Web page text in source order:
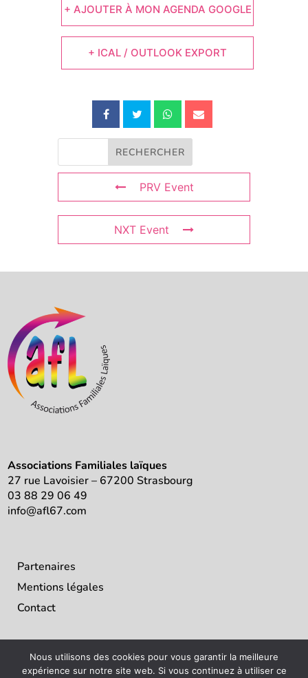
+ AJOUTER À MON AGENDA GOOGLE
+ ICAL / OUTLOOK EXPORT
PRV Event
NXT Event
Associations Familiales laïques
27 rue Lavoisier – 67200 Strasbourg
03 88 29 06 49
info@afl67.com
Partenaires
Mentions légales
Contact
Nous utilisons des cookies pour vous garantir la meilleure
expérience sur notre site web. Si vous continuez à utiliser ce